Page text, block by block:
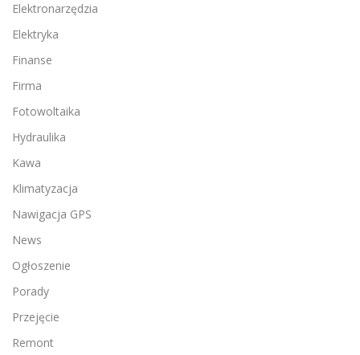
Elektronarzędzia
Elektryka
Finanse
Firma
Fotowoltaika
Hydraulika
Kawa
Klimatyzacja
Nawigacja GPS
News
Ogłoszenie
Porady
Przejęcie
Remont